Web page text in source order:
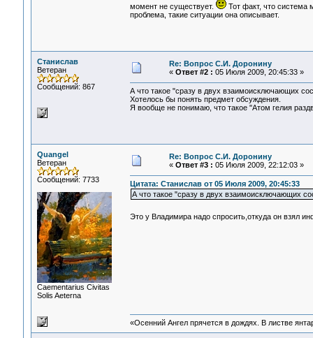
момент не существует.
Тот факт, что система
проблема, такие ситуации она описывает.
Станислав
Ветеран
Сообщений: 867
Re: Вопрос С.И. Доронину
« Ответ #2 : 05 Июля 2009, 20:45:33 »
А что такое "сразу в двух взаимоисключающих
Хотелось бы понять предмет обсуждения.
Я вообще не понимаю, что такое "Атом гелия
Quangel
Ветеран
Сообщений: 7733
Сaementarius Civitas
Solis Aeterna
Re: Вопрос С.И. Доронину
« Ответ #3 : 05 Июля 2009, 22:12:03 »
Цитата: Станислав от 05 Июля 2009, 20:45:33
А что такое "сразу в двух взаимоисключающих
Это у Владимира надо спросить,откуда он взял
«Осенний Ангел прячется в дождях. В листве